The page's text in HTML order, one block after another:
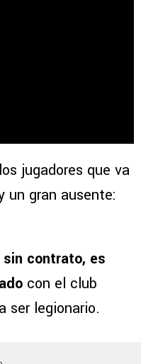
jugadores que va
un gran ausente:
contrato, es
con el club
ser legionario.